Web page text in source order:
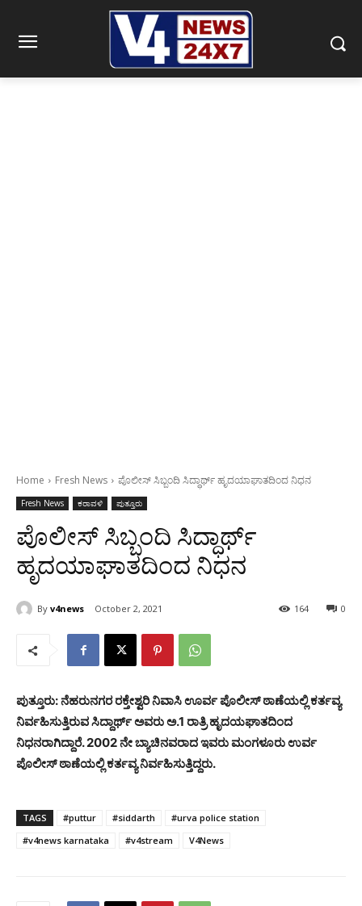
Home Fresh News ಪೊಲೀಸ್ ಸಿಬ್ಬಂದಿ ಸಿದ್ಧಾರ್ಥ್ ಹೃದಯಾಘಾತದಿಂದ ನಿಧನ
Fresh News ಕರಾವಳಿ ಪುತ್ತೂರು
ಪೊಲೀಸ್ ಸಿಬ್ಬಂದಿ ಸಿದ್ಧಾರ್ಥ್
ಹೃದಯಾಘಾತದಿಂದ ನಿಧನ
By v4news October 2, 2021 0
164
ಪುತ್ತೂರು: ನೆಹರುನಗರ ರಕ್ತೇಶ್ವರಿ ನಿವಾಸಿ ಊರ್ವ ಪೊಲೀಸ್ ಠಾಣೆಯಲ್ಲಿ ಕರ್ತವ್ಯ
ನಿರ್ವಹಿಸುತ್ತಿರುವ ಸಿದ್ದಾರ್ಥ್ ಅವರು ಅ.1 ರಾತ್ರಿ ಹೃದಯಘಾತದಿಂದ
ನಿಧನರಾಗಿದ್ದಾರೆ. 2002 ನೇ ಬ್ಯಾಚಿನವರಾದ ಇವರು ಮಂಗಳೂರು ಉರ್ವ
ಪೊಲೀಸ್ ಠಾಣೆಯಲ್ಲಿ ಕರ್ತವ್ಯ ನಿರ್ವಹಿಸುತ್ತಿದ್ದರು.
TAGS #puttur #siddarth
#urva police station
#v4news karnataka
#v4stream V4News